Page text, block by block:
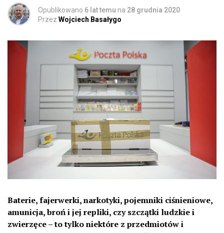
Opublikowano 6 lat temu na 28 grudnia 2020
Przez Wojciech Basałygo
Baterie, fajerwerki, narkotyki, pojemniki ciśnieniowe,
amunicja, broń i jej repliki, czy szczątki ludzkie i
zwierzęce – to tylko niektóre z przedmiotów i